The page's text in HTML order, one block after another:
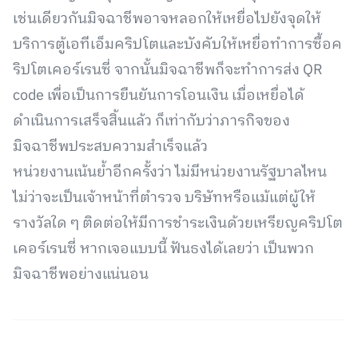
เช่นเดียวกันมิจฉาชีพอาจหลอกให้เหยื่อไปยังจุดให้
บริการตู้เอทีเอ็มคริปโตและบังคับให้เหยื่อทำการซื้อค
ริปโตเคอร์เรนซี่ จากนั้นมิจฉาชีพก็จะทำการส่ง QR
code เพื่อเป็นการยืนยันการโอนเงิน เมื่อเหยื่อได้
ดำเนินการเสร็จสิ้นแล้ว ก็เท่ากับว่าภารกิจของ
มิจฉาชีพประสบความสำเร็จแล้ว
หน่วยงานเน้นย้ำอีกครั้งว่า ไม่มีหน่วยงานรัฐบาลไหน
ไม่ว่าจะเป็นเจ้าหน้าที่ตำรวจ บริษัทหรือแม้แต่ผู้ให้
รางวัลใด ๆ ติดต่อให้มีการชำระเงินด้วยเหรียญคริปโต
เคอร์เรนซี่ หากเจอแบบนี้ ฟันธงได้เลยว่า เป็นพวก
มิจฉาชีพอย่างแน่นอน